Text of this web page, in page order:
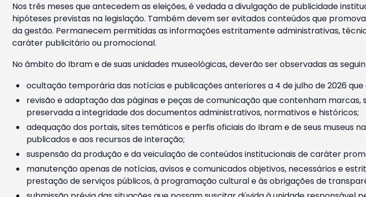
Nos três meses que antecedem as eleições, é vedada a divulgação de publicidade
hipóteses previstas na legislação. Também devem ser evitados conteúdos que
da gestão. Permanecem permitidas as informações estritamente administrativas,
caráter publicitário ou promocional.
No âmbito do Ibram e de suas unidades museológicas, deverão ser observadas as
ocultação temporária das notícias e publicações anteriores a 4 de julho de 2026
revisão e adaptação das páginas e peças de comunicação que contenham
preservada a integridade dos documentos administrativos, normativos e históricos;
adequação dos portais, sites temáticos e perfis oficiais do Ibram e de seus museus
publicados e aos recursos de interação;
suspensão da produção e da veiculação de conteúdos institucionais de caráter
manutenção apenas de notícias, avisos e comunicados objetivos, necessários e
prestação de serviços públicos, à programação cultural e às obrigações de